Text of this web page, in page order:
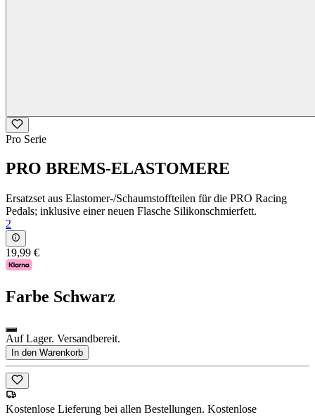
Pro Serie
PRO BREMS-ELASTOMERE
Ersatzset aus Elastomer-/Schaumstoffteilen für die PRO Racing
Pedals; inklusive einer neuen Flasche Silikonschmierfett.
2
19,99 €
Farbe Schwarz
Auf Lager. Versandbereit.
In den Warenkorb
Kostenlose Lieferung bei allen Bestellungen. Kostenlose